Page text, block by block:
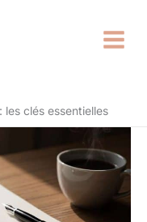
clés essentielles